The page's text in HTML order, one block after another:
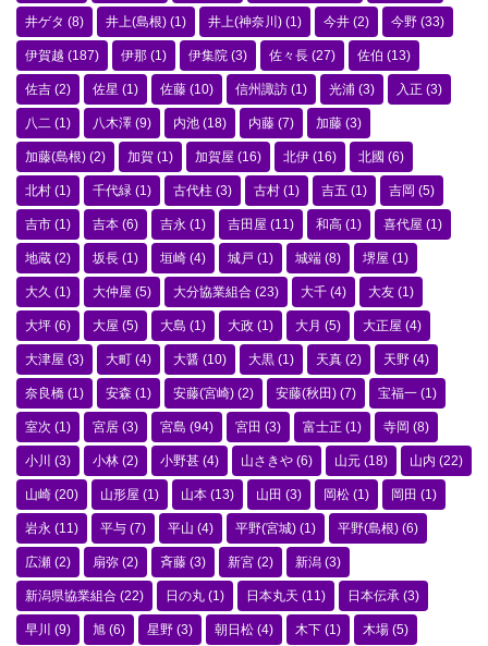
井ゲタ (8) 井上(島根) (1) 井上(神奈川) (1) 今井 (2) 今野 (33)
伊賀越 (187) 伊那 (1) 伊集院 (3) 佐々長 (27) 佐伯 (13)
佐吉 (2) 佐星 (1) 佐藤 (10) 信州諏訪 (1) 光浦 (3) 入正 (3)
八二 (1) 八木澤 (9) 内池 (18) 内藤 (7) 加藤 (3)
加藤(島根) (2) 加賀 (1) 加賀屋 (16) 北伊 (16) 北國 (6)
北村 (1) 千代緑 (1) 古代柱 (3) 古村 (1) 吉五 (1) 吉岡 (5)
吉市 (1) 吉本 (6) 吉永 (1) 吉田屋 (11) 和高 (1) 喜代屋 (1)
地蔵 (2) 坂長 (1) 垣崎 (4) 城戸 (1) 城端 (8) 堺屋 (1)
大久 (1) 大仲屋 (5) 大分協業組合 (23) 大千 (4) 大友 (1)
大坪 (6) 大屋 (5) 大島 (1) 大政 (1) 大月 (5) 大正屋 (4)
大津屋 (3) 大町 (4) 大醤 (10) 大黒 (1) 天真 (2) 天野 (4)
奈良橋 (1) 安森 (1) 安藤(宮崎) (2) 安藤(秋田) (7) 宝福一 (1)
室次 (1) 宮居 (3) 宮島 (94) 宮田 (3) 富士正 (1) 寺岡 (8)
小川 (3) 小林 (2) 小野甚 (4) 山さきや (6) 山元 (18) 山内 (22)
山崎 (20) 山形屋 (1) 山本 (13) 山田 (3) 岡松 (1) 岡田 (1)
岩永 (11) 平与 (7) 平山 (4) 平野(宮城) (1) 平野(島根) (6)
広瀬 (2) 扇弥 (2) 斉藤 (3) 新宮 (2) 新潟 (3)
新潟県協業組合 (22) 日の丸 (1) 日本丸天 (11) 日本伝承 (3)
早川 (9) 旭 (6) 星野 (3) 朝日松 (4) 木下 (1) 木場 (5)